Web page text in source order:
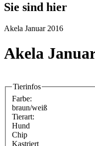
Sie sind hier
Akela Januar 2016
Akela
Tierinfos
Farbe:
braun/weiß
Tierart:
Hund
Chip
Kastriert